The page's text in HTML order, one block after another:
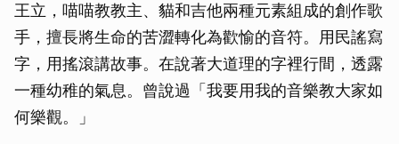
王立，喵喵教教主、貓和吉他兩種元素組成的創作歌
手，擅長將生命的苦澀轉化為歡愉的音符。用民謠寫
字，用搖滾講故事。在說著大道理的字裡行間，透露
一種幼稚的氣息。曾說過「我要用我的音樂教大家如
何樂觀。」